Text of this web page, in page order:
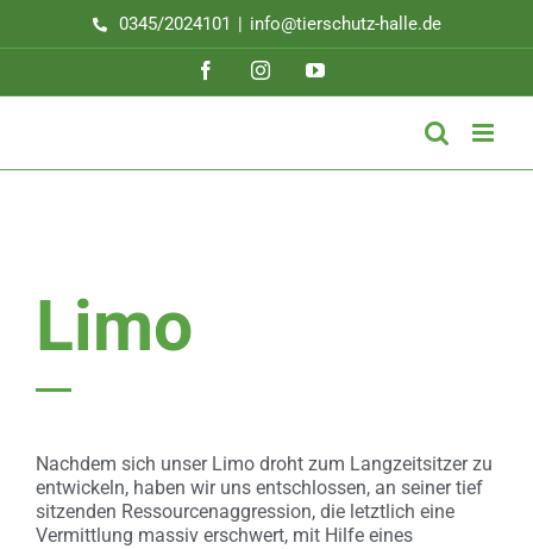
0345/2024101 | info@tierschutz-halle.de
FacebookInstagramYouTube
Limo
Nachdem sich unser Limo droht zum Langzeitsitzer zu
entwickeln, haben wir uns entschlossen, an seiner tief
sitzenden Ressourcenaggression, die letztlich eine
Vermittlung massiv erschwert, mit Hilfe eines